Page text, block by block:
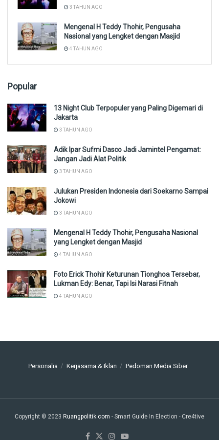
3 TAHUN AGO
Mengenal H Teddy Thohir, Pengusaha
Nasional yang Lengket dengan Masjid
4 TAHUN AGO
Popular
13 Night Club Terpopuler yang Paling Digemari di
Jakarta
3 TAHUN AGO
Adik Ipar Sufmi Dasco Jadi Jamintel Pengamat:
Jangan Jadi Alat Politik
3 TAHUN AGO
Julukan Presiden Indonesia dari Soekarno Sampai
Jokowi
3 TAHUN AGO
Mengenal H Teddy Thohir, Pengusaha Nasional
yang Lengket dengan Masjid
4 TAHUN AGO
Foto Erick Thohir Keturunan Tionghoa Tersebar,
Lukman Edy: Benar, Tapi Isi Narasi Fitnah
4 TAHUN AGO
Personalia Kerjasama & Iklan Pedoman Media Siber
Copyright © 2023 Ruangpolitik.com - Smart Guide In Election - Cre4tive